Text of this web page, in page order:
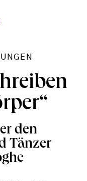
den
Tänzer